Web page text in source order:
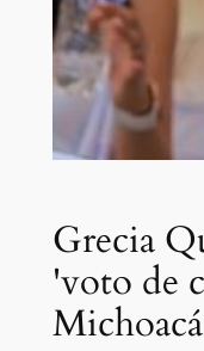
Grecia
'voto de